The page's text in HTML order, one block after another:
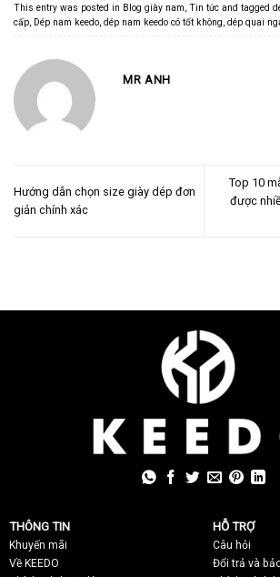
This entry was posted in Blog giày nam, Tin tức and tagged
cấp, Dép nam keedo, dép nam keedo có tốt không, dép quai
MR ANH
Hướng dẫn chọn size giày dép đơn
giản chính xác
Top 10
được
THÔNG TIN
Khuyến mãi
Về KEEDO
HỖ TRỢ
Câu hỏi
Đổi trả và